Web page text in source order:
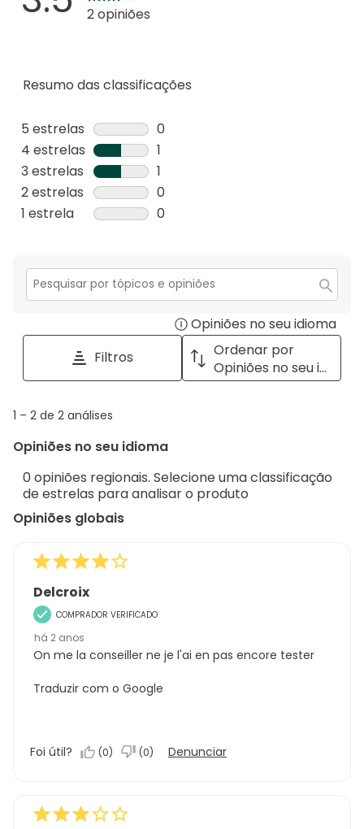
Resumo das classificações
5 estrelas estrelas
0
0
análise
com
5
4 estrelas estrelas
1
1
análise
com
3 estrelas estrelas
1
1
análise
estrelas.
2 estrelas estrelas
0
0
2
estrelas.
1 estrela estrelas
0
com
1
2 opiniões
Secção
Opiniões no seu idioma
a
with
Filtros
Ordenar por
Opiniões no seu idioma
1
2
análises
1 – 2 de 2 análises
Opiniões no seu idioma
0 opiniões regionais. Selecione uma classificação
de estrelas para analisar o produto
Opiniões globais
Delcroix
COMPRADOR VERIFICADO
há 2 anos
On me la conseiller ne je l'ai en pas encore tester
Traduzir com o Google
Foi útil? (0) (0) Denunciar